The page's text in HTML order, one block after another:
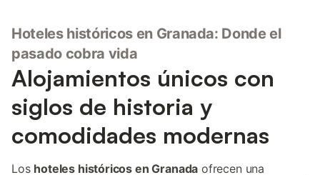
Hoteles históricos en Granada: Donde el
pasado cobra vida
Alojamientos únicos con
siglos de historia y
comodidades modernas
Los hoteles históricos en Granada ofrecen una